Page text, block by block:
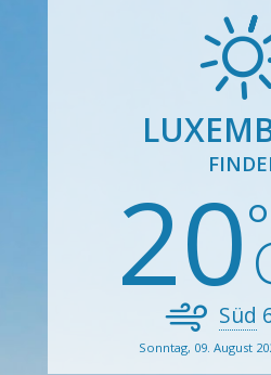
20
Süd
Sonntag, 09. August